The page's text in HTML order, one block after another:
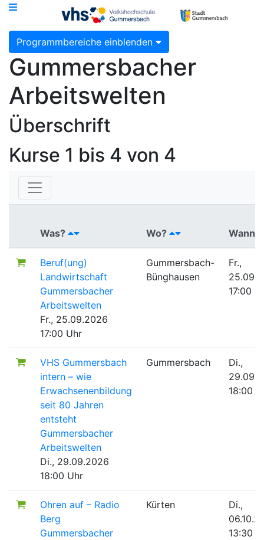
Programmbereiche einblenden
Gummersbacher
Arbeitswelten
Überschrift
Kurse 1 bis 4 von 4
Was? Wo? Wann?
Beruf(ung)
Landwirtschaft
Gummersbacher
Arbeitswelten
Fr., 25.09.2026
17:00 Uhr
Gummersbach-
Bünghausen
Fr.,
17:00
VHS Gummersbach
intern – wie
Erwachsenenbildung
seit 80 Jahren
entsteht
Gummersbacher
Arbeitswelten
Di., 29.09.2026
18:00 Uhr
Gummersbach
Di.,
18:00
Ohren auf – Radio
Berg
Gummersbacher
Kürten
Di.,
13:30